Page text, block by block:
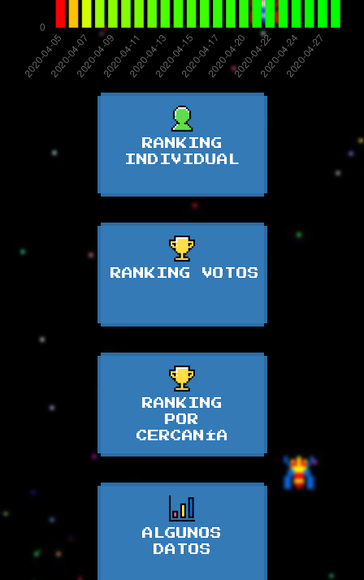
RANKING
INDIVIDUAL
RANKING VOTOS
RANKING
POR
CERCANÍA
ALGUNOS
DATOS